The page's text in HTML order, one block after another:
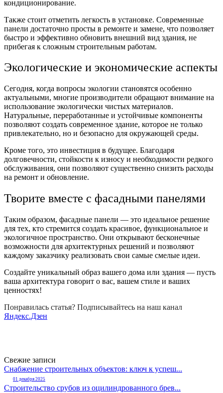
кондиционирование.
Также стоит отметить легкость в установке. Современные
панели достаточно просты в ремонте и замене, что позволяет
быстро и эффективно обновить внешний вид здания, не
прибегая к сложным строительным работам.
Экологические и экономические аспекты
Сегодня, когда вопросы экологии становятся особенно
актуальными, многие производители обращают внимание на
использование экологически чистых материалов.
Натуральные, переработанные и устойчивые компоненты
позволяют создать современное здание, которое не только
привлекательно, но и безопасно для окружающей среды.
Кроме того, это инвестиция в будущее. Благодаря
долговечности, стойкости к износу и необходимости редкого
обслуживания, они позволяют существенно снизить расходы
на ремонт и обновление.
Творите вместе с фасадными панелями
Таким образом, фасадные панели — это идеальное решение
для тех, кто стремится создать красивое, функциональное и
экологичное пространство. Они открывают бесконечные
возможности для архитектурных решений и позволяют
каждому заказчику реализовать свои самые смелые идеи.
Создайте уникальный образ вашего дома или здания — пусть
ваша архитектура говорит о вас, вашем стиле и ваших
ценностях!
Понравилась статья? Подписывайтесь на наш канал
Яндекс.Дзен
Свежие записи
Снабжение строительных объектов: ключ к успеш...
01 декабря 2025
Строительство срубов из оцилиндрованного брев...